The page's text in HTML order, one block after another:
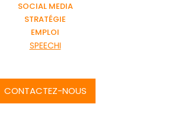
SOCIAL MEDIA
STRATÉGIE
EMPLOI
SPEECHI
CONTACTEZ-NOUS